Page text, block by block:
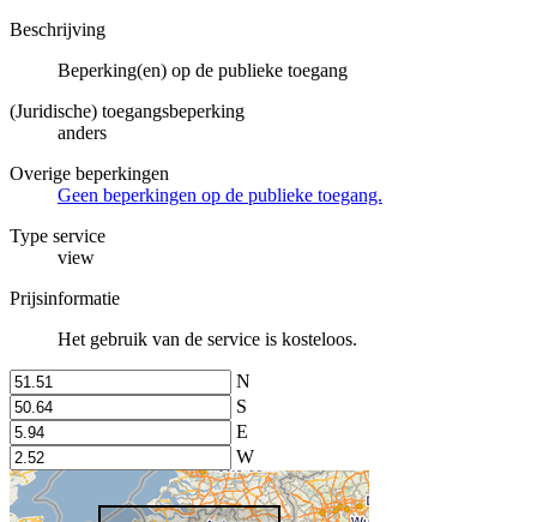
Beschrijving
Beperking(en) op de publieke toegang
(Juridische) toegangsbeperking
anders
Overige beperkingen
Geen beperkingen op de publieke toegang.
Type service
view
Prijsinformatie
Het gebruik van de service is kosteloos.
N
S
E
W